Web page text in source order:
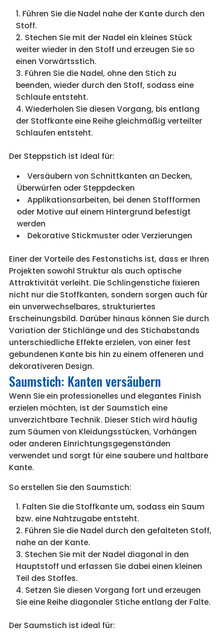
Führen Sie die Nadel nahe der Kante durch den
Stoff.
Stechen Sie mit der Nadel ein kleines Stück
weiter wieder in den Stoff und erzeugen Sie so
einen Vorwärtsstich.
Führen Sie die Nadel, ohne den Stich zu
beenden, wieder durch den Stoff, sodass eine
Schlaufe entsteht.
Wiederholen Sie diesen Vorgang, bis entlang
der Stoffkante eine Reihe gleichmäßig verteilter
Schlaufen entsteht.
Der Steppstich ist ideal für:
Versäubern von Schnittkanten an Decken,
Überwürfen oder Steppdecken
Applikationsarbeiten, bei denen Stoffformen
oder Motive auf einem Hintergrund befestigt
werden
Dekorative Stickmuster oder Verzierungen
Einer der Vorteile des Festonstichs ist, dass er Ihren
Projekten sowohl Struktur als auch optische
Attraktivität verleiht. Die Schlingenstiche fixieren
nicht nur die Stoffkanten, sondern sorgen auch für
ein unverwechselbares, strukturiertes
Erscheinungsbild. Darüber hinaus können Sie durch
Variation der Stichlänge und des Stichabstands
unterschiedliche Effekte erzielen, von einer fest
gebundenen Kante bis hin zu einem offeneren und
dekorativeren Design.
Saumstich: Kanten versäubern
Wenn Sie ein professionelles und elegantes Finish
erzielen möchten, ist der Saumstich eine
unverzichtbare Technik. Dieser Stich wird häufig
zum Säumen von Kleidungsstücken, Vorhängen
oder anderen Einrichtungsgegenständen
verwendet und sorgt für eine saubere und haltbare
Kante.
So erstellen Sie den Saumstich:
Falten Sie die Stoffkante um, sodass ein Saum
bzw. eine Nahtzugabe entsteht.
Führen Sie die Nadel durch den gefalteten Stoff,
nahe an der Kante.
Stechen Sie mit der Nadel diagonal in den
Hauptstoff und erfassen Sie dabei einen kleinen
Teil des Stoffes.
Setzen Sie diesen Vorgang fort und erzeugen
Sie eine Reihe diagonaler Stiche entlang der Falte.
Der Saumstich ist ideal für: